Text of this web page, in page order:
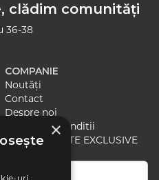
clădim comunități
36-38
COMPANIE
Noutăți
Contact
Despre noi
Termeni si Conditii
ȘI OFERTE EXCLUSIVE
×